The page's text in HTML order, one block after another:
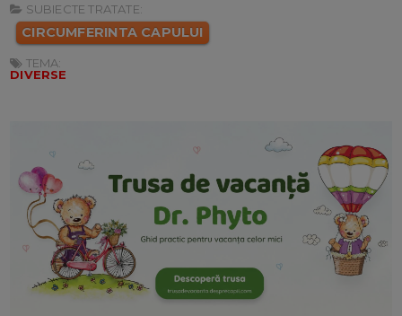
SUBIECTE TRATATE:
CIRCUMFERINTA CAPULUI
TEMA:
DIVERSE